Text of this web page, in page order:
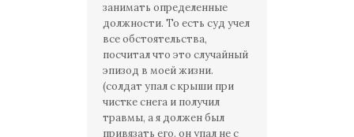
занимать определенные
должности. То есть суд учел
все обстоятельства,
посчитал что это случайный
эпизод в моей жизни.
(солдат упал с крыши при
чистке снега и получил
травмы, а я должен был
привязать его. он упал не с